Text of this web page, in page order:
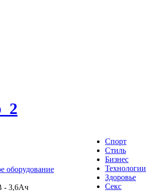
Спорт
Стиль
Бизнес
Технологии
Здоровье
Секс
оборудование
- 3,6Ач